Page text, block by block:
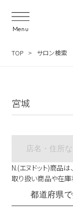
Menu
TOP サロン検索
宮城
N.(エヌドット)商品
取り扱い商品や在庫
都道府県